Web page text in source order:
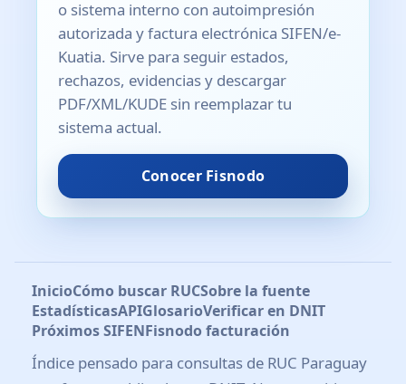
o sistema interno con autoimpresión
autorizada y factura electrónica SIFEN/e-
Kuatia. Sirve para seguir estados,
rechazos, evidencias y descargar
PDF/XML/KUDE sin reemplazar tu
sistema actual.
Conocer Fisnodo
InicioCómo buscar RUCSobre la fuente
EstadísticasAPIGlosarioVerificar en DNIT
Próximos SIFENFisnodo facturación
Índice pensado para consultas de RUC Paraguay